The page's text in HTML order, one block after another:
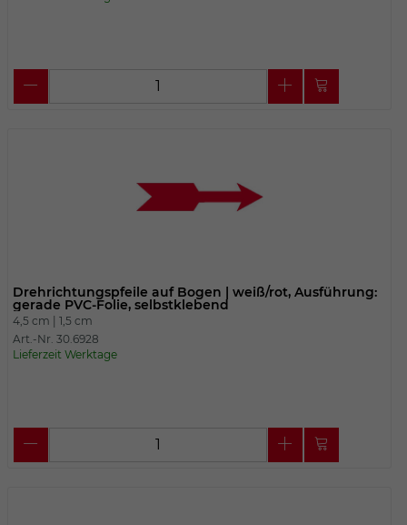
Drehrichtungspfeile auf Bogen | weiß/rot, Ausführung:
gerade PVC-Folie, selbstklebend
4,5 cm | 1,5 cm
Art.-Nr. 30.6928
Lieferzeit Werktage